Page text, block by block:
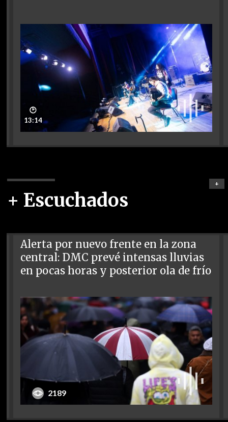
🕑
13:14
+ Escuchados
+
Alerta por nuevo frente en la zona
central: DMC prevé intensas lluvias
en pocas horas y posterior ola de frío
2189